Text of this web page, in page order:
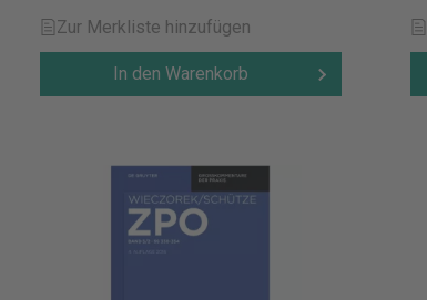
Zur Merkliste hinzufügen
In den Warenkorb